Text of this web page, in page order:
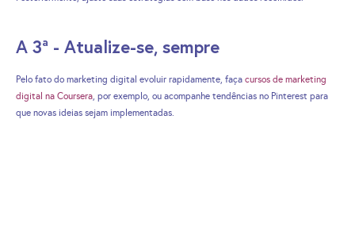
A 3ª - Atualize-se, sempre
Pelo fato do marketing digital evoluir rapidamente, faça cursos de marketing
digital na Coursera , por exemplo, ou acompanhe tendências no Pinterest para
que novas ideias sejam implementadas.